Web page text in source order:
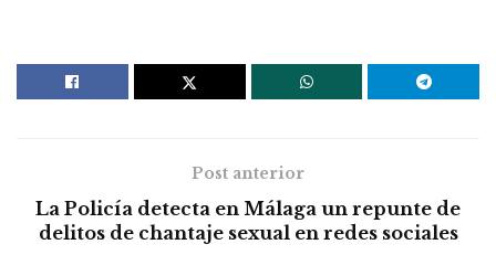
Post anterior
La Policía detecta en Málaga un repunte de
delitos de chantaje sexual en redes sociales